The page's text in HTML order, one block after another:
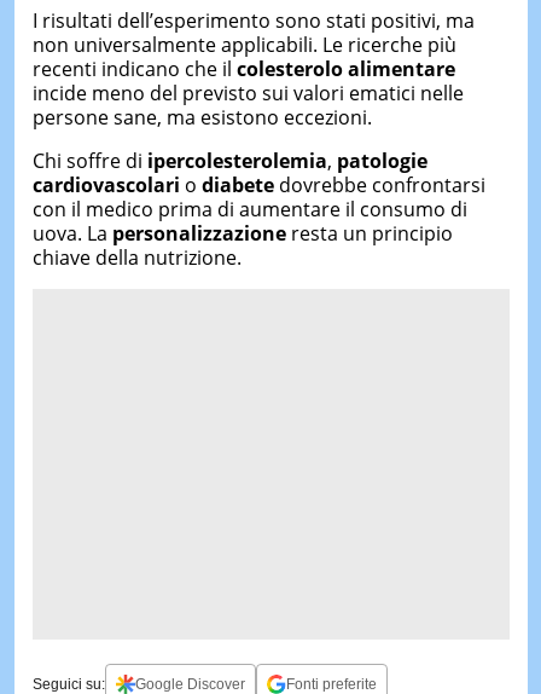
I risultati dell’esperimento sono stati positivi, ma
non universalmente applicabili. Le ricerche più
recenti indicano che il colesterolo alimentare
incide meno del previsto sui valori ematici nelle
persone sane, ma esistono eccezioni.
Chi soffre di ipercolesterolemia, patologie
cardiovascolari o diabetedovrebbe confrontarsi
con il medico prima di aumentare il consumo di
uova. La personalizzazioneresta un principio
chiave della nutrizione.
Seguici su: Google Discover Fonti preferite